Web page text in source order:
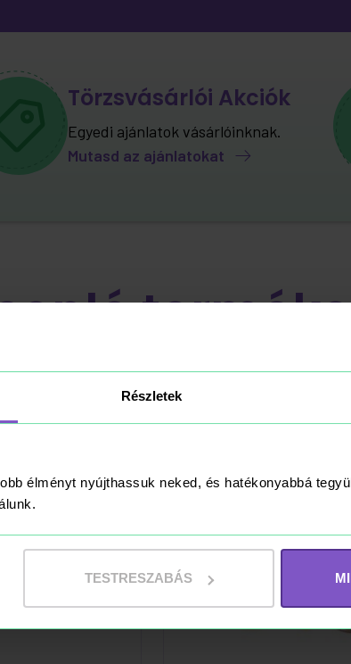
Részletek
élményt nyújthassuk neked, és hatékonyabbá
TESTRESZABÁS
Törzsvásárlói Akciók
Egyedi ajánlatok vásárlóinknak.
Mutasd az ajánlatokat